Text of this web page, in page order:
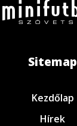
Sitemap
Kezdőlap
Hírek